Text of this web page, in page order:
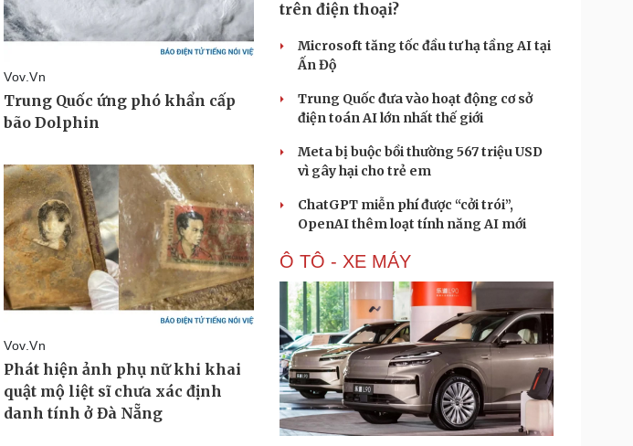
trên điện thoại?
Microsoft tăng tốc đầu tư hạ tầng AI tại
Ấn Độ
Trung Quốc đưa vào hoạt động cơ sở
điện toán AI lớn nhất thế giới
Meta bị buộc bồi thường 567 triệu USD
vì gây hại cho trẻ em
ChatGPT miễn phí được “cởi trói”,
OpenAI thêm loạt tính năng AI mới
Ô TÔ - XE MÁY